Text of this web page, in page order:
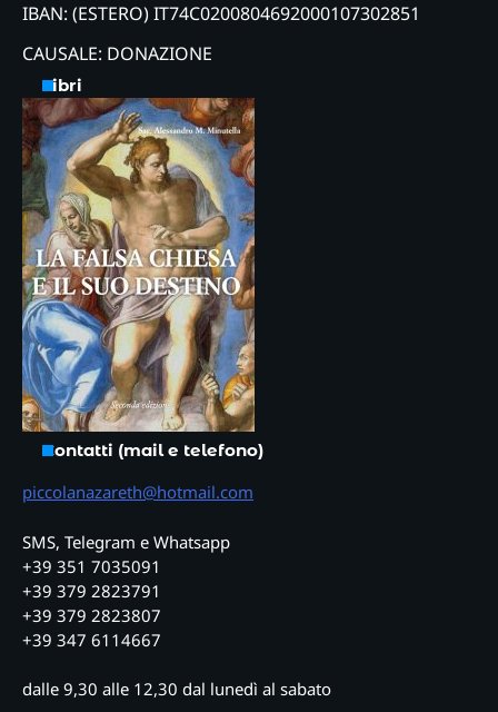
IBAN: (ESTERO) IT74C0200804692000107302851
CAUSALE: DONAZIONE
Libri
Contatti (mail e telefono)
piccolanazareth@hotmail.com
SMS, Telegram e Whatsapp
+39 351 7035091
+39 379 2823791
+39 379 2823807
+39 347 6114667
dalle 9,30 alle 12,30 dal lunedì al sabato